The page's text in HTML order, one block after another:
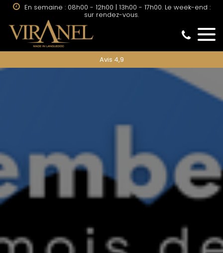
sur rendez-vous.
Avis 4,9